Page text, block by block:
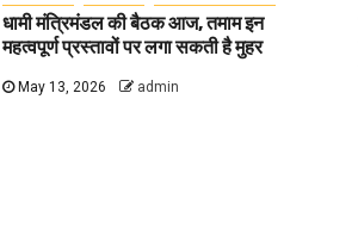
धामी मंत्रिमंडल की बैठक आज, तमाम इन
महत्वपूर्ण प्रस्तावों पर लगा सकती है मुहर
May 13, 2026 admin